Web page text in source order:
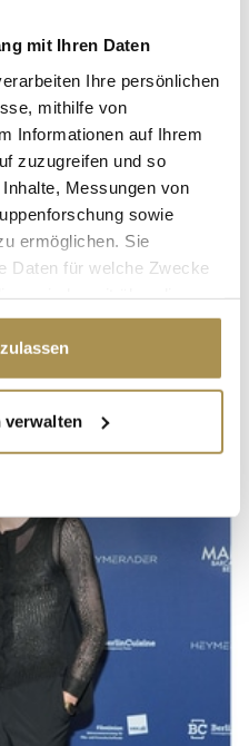
mit Ihren Daten
Ihre persönlichen
mithilfe von
Informationen auf Ihrem
zuzugreifen und so
Messungen von
sowie
ermöglichen. Sie
Daten für welche Zwecke
Klicken auf das Privacy
geografische Lage
Meter genau sein
identifizieren
Ihre persönlichen Daten
Sie Ihre Präferenzen im
und Anzeigen zu
soziale Medien anbieten
unsere Website zu
verwalten